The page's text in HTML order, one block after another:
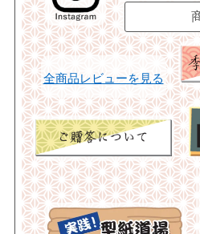
全商品レビューを見る